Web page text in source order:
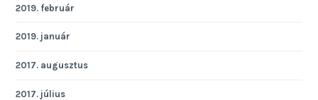
2019. február
2019. január
2017. augusztus
2017. július